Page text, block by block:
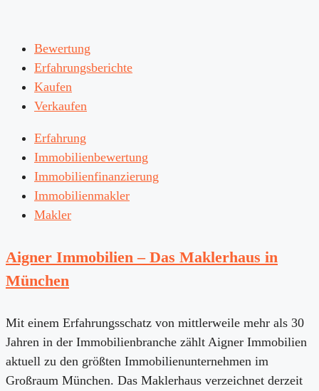
Bewertung
Erfahrungsberichte
Kaufen
Verkaufen
Erfahrung
Immobilienbewertung
Immobilienfinanzierung
Immobilienmakler
Makler
Aigner Immobilien – Das Maklerhaus in
München
Mit einem Erfahrungsschatz von mittlerweile mehr als 30
Jahren in der Immobilienbranche zählt Aigner Immobilien
aktuell zu den größten Immobilienunternehmen im
Großraum München. Das Maklerhaus verzeichnet derzeit